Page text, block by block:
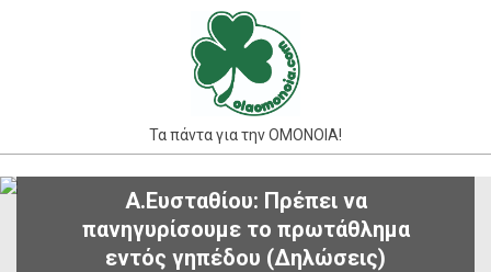
Τα πάντα για την ΟΜΟΝΟΙΑ!
Primary
Α.Ευσταθίου: Πρέπει να
πανηγυρίσουμε το πρωτάθλημα
εντός γηπέδου (Δηλώσεις)